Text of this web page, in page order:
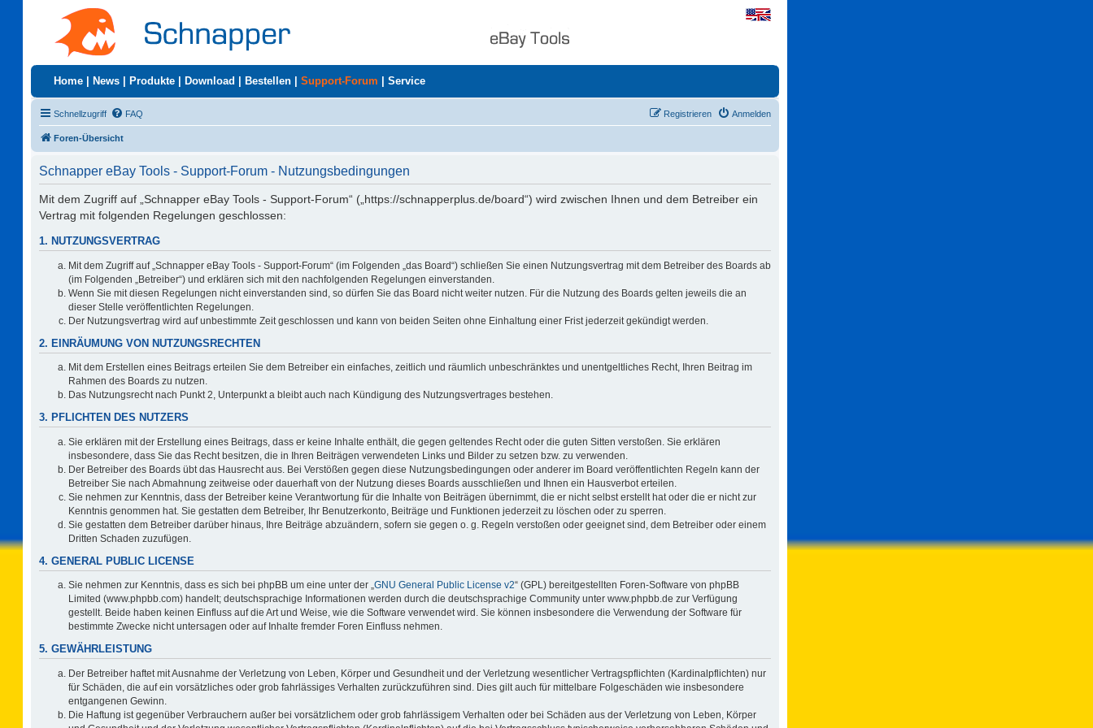
Home News Produkte Download Bestellen Support-Forum Service
Schnellzugriff FAQ Anmelden
Registrieren
Foren-Übersicht
Schnapper eBay Tools - Support-Forum - Nutzungsbedingungen
Mit dem Zugriff auf „Schnapper eBay Tools - Support-Forum“ („https://schnapperplus.de/board“) wird zwischen Ihnen und dem Betreiber ein
Vertrag mit folgenden Regelungen geschlossen:
1. NUTZUNGSVERTRAG
Mit dem Zugriff auf „Schnapper eBay Tools - Support-Forum“ (im Folgenden „das Board“) schließen Sie einen Nutzungsvertrag mit dem Betreiber des Boards ab
(im Folgenden „Betreiber“) und erklären sich mit den nachfolgenden Regelungen einverstanden.
Wenn Sie mit diesen Regelungen nicht einverstanden sind, so dürfen Sie das Board nicht weiter nutzen. Für die Nutzung des Boards gelten jeweils die an
dieser Stelle veröffentlichten Regelungen.
Der Nutzungsvertrag wird auf unbestimmte Zeit geschlossen und kann von beiden Seiten ohne Einhaltung einer Frist jederzeit gekündigt werden.
2. EINRÄUMUNG VON NUTZUNGSRECHTEN
Mit dem Erstellen eines Beitrags erteilen Sie dem Betreiber ein einfaches, zeitlich und räumlich unbeschränktes und unentgeltliches Recht, Ihren Beitrag im
Rahmen des Boards zu nutzen.
Das Nutzungsrecht nach Punkt 2, Unterpunkt a bleibt auch nach Kündigung des Nutzungsvertrages bestehen.
3. PFLICHTEN DES NUTZERS
Sie erklären mit der Erstellung eines Beitrags, dass er keine Inhalte enthält, die gegen geltendes Recht oder die guten Sitten verstoßen. Sie erklären
insbesondere, dass Sie das Recht besitzen, die in Ihren Beiträgen verwendeten Links und Bilder zu setzen bzw. zu verwenden.
Der Betreiber des Boards übt das Hausrecht aus. Bei Verstößen gegen diese Nutzungsbedingungen oder anderer im Board veröffentlichten Regeln kann der
Betreiber Sie nach Abmahnung zeitweise oder dauerhaft von der Nutzung dieses Boards ausschließen und Ihnen ein Hausverbot erteilen.
Sie nehmen zur Kenntnis, dass der Betreiber keine Verantwortung für die Inhalte von Beiträgen übernimmt, die er nicht selbst erstellt hat oder die er nicht zur
Kenntnis genommen hat. Sie gestatten dem Betreiber, Ihr Benutzerkonto, Beiträge und Funktionen jederzeit zu löschen oder zu sperren.
Sie gestatten dem Betreiber darüber hinaus, Ihre Beiträge abzuändern, sofern sie gegen o. g. Regeln verstoßen oder geeignet sind, dem Betreiber oder einem
Dritten Schaden zuzufügen.
4. GENERAL PUBLIC LICENSE
Sie nehmen zur Kenntnis, dass es sich bei phpBB um eine unter der „GNU General Public License v2“ (GPL) bereitgestellten Foren-Software von phpBB
Limited (www.phpbb.com) handelt; deutschsprachige Informationen werden durch die deutschsprachige Community unter www.phpbb.de zur Verfügung
gestellt. Beide haben keinen Einfluss auf die Art und Weise, wie die Software verwendet wird. Sie können insbesondere die Verwendung der Software für
bestimmte Zwecke nicht untersagen oder auf Inhalte fremder Foren Einfluss nehmen.
5. GEWÄHRLEISTUNG
Der Betreiber haftet mit Ausnahme der Verletzung von Leben, Körper und Gesundheit und der Verletzung wesentlicher Vertragspflichten (Kardinalpflichten) nur
für Schäden, die auf ein vorsätzliches oder grob fahrlässiges Verhalten zurückzuführen sind. Dies gilt auch für mittelbare Folgeschäden wie insbesondere
entgangenen Gewinn.
Die Haftung ist gegenüber Verbrauchern außer bei vorsätzlichem oder grob fahrlässigem Verhalten oder bei Schäden aus der Verletzung von Leben, Körper